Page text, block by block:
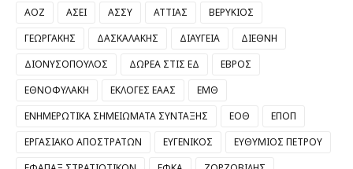
ΑΟΖ
ΑΣΕΙ ΑΣΣΥ ΑΤΤΙΑΣ
ΒΕΡΥΚΙΟΣ
ΓΕΩΡΓΑΚΗΣ
ΔΑΣΚΑΛΑΚΗΣ ΔΙΑΥΓΕΙΑ
ΔΙΕΘΝΗ
ΔΙΟΝΥΣΟΠΟΥΛΟΣ
ΔΩΡΕΑ ΣΤΙΣ ΕΔ
ΕΒΡΟΣ
ΕΘΝΟΦΥΛΑΚΗ
ΕΚΛΟΓΕΣ ΕΑΑΣ
ΕΜΘ
ΕΝΗΜΕΡΩΤΙΚΑ ΣΗΜΕΙΩΜΑΤΑ ΣΥΝΤΑΞΗΣ
ΕΟΘ
ΕΠΟΠ
ΕΡΓΑΣΙΑΚΟ ΑΠΟΣΤΡΑΤΩΝ
ΕΥΓΕΝΙΚΟΣ
ΕΥΘΥΜΙΟΣ ΠΕΤΡΟΥ